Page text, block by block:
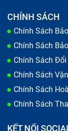
CHÍNH SÁCH
Chính Sách
Chính Sách
Chính Sách Đổi
Chính Sách
Chính Sách
Chính Sách
KẾT NỐI